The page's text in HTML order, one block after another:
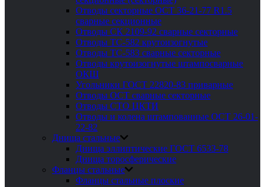
Отводы секторные ОСТ 36-21-77 R1.5
сварные секционные
Отводы СК 2109-92 сварные секторные
Отводы ТС-582 крутоизогнутые
Отводы ТС-583 сварные секторные
Отводы крутоизогнутые штампосварные
ОКШ
Угольники ГОСТ 22820-83 приварные
Отводы ОСТ сварные секторные
Отводы СТО ЦКТИ
Отводы и колена штампованные ОСТ 26-01-
22-82
Днища стальные
Днища эллиптические ГОСТ 6533-78
Днища торосферические
Фланцы стальные
Фланцы стальные плоские